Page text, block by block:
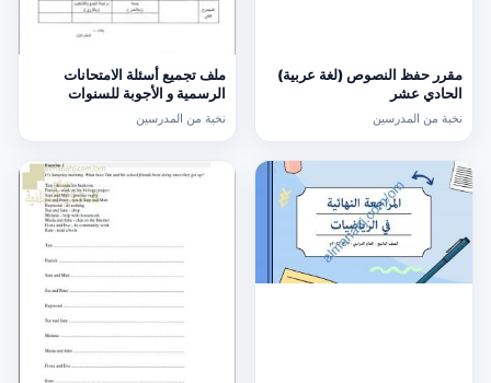
مقرر حفظ النصوص (لغة عربية)
الحادي عشر
نخبة من المدرسين
ملف تجميع أسئلة الامتحانات
الرسمية و الأجوبة للسنوات
السابقة الدور الأول (الامتحانات)
التاسع
نخبة من المدرسين